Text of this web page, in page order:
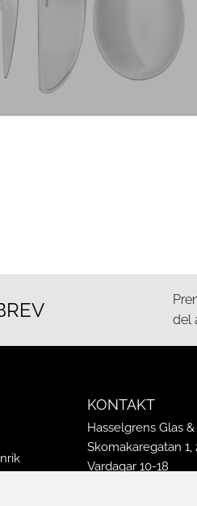
del
KONTAKT
Hasselgrens Glas
Skomakaregatan 1,
Vardagar 10-18